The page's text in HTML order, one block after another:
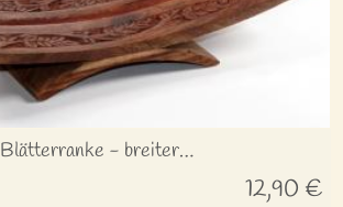
Blätterranke - breiter…
12,90 €